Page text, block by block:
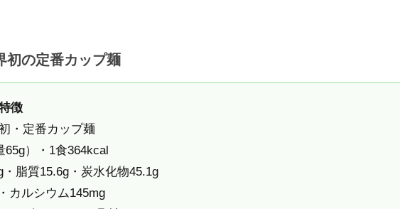
初の定番カップ麺
徴
・定番カップ麺
65g）・1食364kcal
・脂質15.6g・炭水化物45.1g
カルシウム145mg